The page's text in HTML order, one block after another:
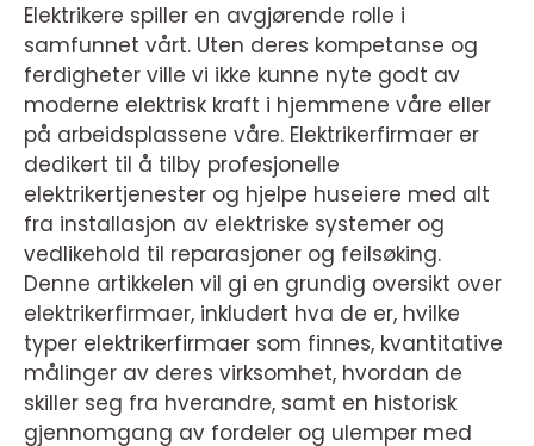
Elektrikere spiller en avgjørende rolle i
samfunnet vårt. Uten deres kompetanse og
ferdigheter ville vi ikke kunne nyte godt av
moderne elektrisk kraft i hjemmene våre eller
på arbeidsplassene våre. Elektrikerfirmaer er
dedikert til å tilby profesjonelle
elektrikertjenester og hjelpe huseiere med alt
fra installasjon av elektriske systemer og
vedlikehold til reparasjoner og feilsøking.
Denne artikkelen vil gi en grundig oversikt over
elektrikerfirmaer, inkludert hva de er, hvilke
typer elektrikerfirmaer som finnes, kvantitative
målinger av deres virksomhet, hvordan de
skiller seg fra hverandre, samt en historisk
gjennomgang av fordeler og ulemper med